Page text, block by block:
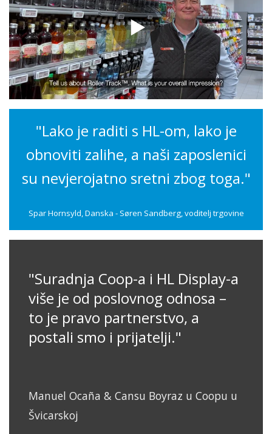
"Lako je raditi s HL-om, lako je
obnoviti zalihe, a naši zaposlenici
su nevjerojatno sretni zbog toga."
Spar Hornsyld, Danska - Søren Sandberg, voditelj trgovine
"Suradnja Coop-a i HL Display-a
više je od poslovnog odnosa –
to je pravo partnerstvo, a
postali smo i prijatelji."
Manuel Ocaña & Cansu Boyraz u Coopu u
Švicarskoj